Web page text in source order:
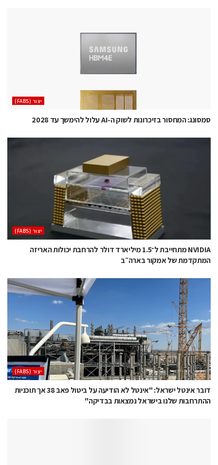
‫יצור (‪(FABS‬‬
סמסונג: המחסור בזיכרונות לשוק ה-AI עלול להימשך עד 2028
‫יצור (‪(FABS‬‬
NVIDIA מתחייבת ל־1.5 מיליארד דולר להרחבת יכולות האריזה
המתקדמת של אמקור בארה״ב
‫יצור (‪(FABS‬‬
דובר אינטל ישראל: "אינטל לא הודיעה על ביטול פאב 38 אך תוכניות
ההתרחבות שלנו בישראל נמצאות בבדיקה"